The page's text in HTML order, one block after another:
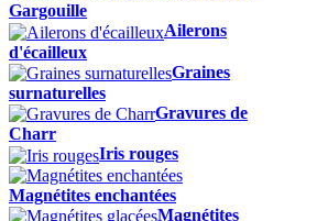
Gargouille
Ailerons
d'écailleux
Graines
surnaturelles
Gravures de
Charr
Iris rouges
Magnétites enchantées
Magnétites